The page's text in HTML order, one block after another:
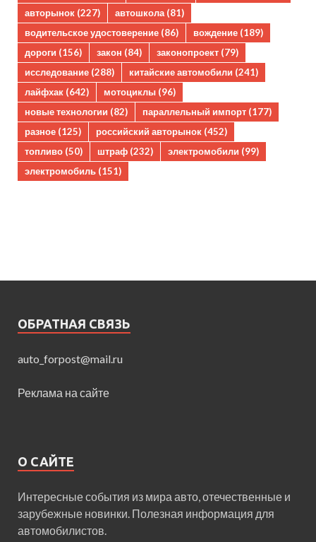
авторынок (227) автошкола(81)
водительское удостоверение (86) вождение (189)
дороги (156) закон (84) законопроект (79)
исследование (288) китайские автомобили (241)
лайфхак (642) мотоциклы (96)
новые технологии (82) параллельный импорт (177)
разное (125) российский авторынок (452)
топливо (50) штраф (232) электромобили (99)
электромобиль (151)
ОБРАТНАЯ СВЯЗЬ
auto_forpost@mail.ru
Реклама на сайте
О САЙТЕ
Интересные события из мира авто, отечественные и
зарубежные новинки. Полезная информация для
автомобилистов.